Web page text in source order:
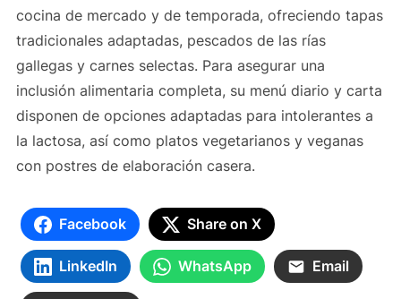
cocina de mercado y de temporada, ofreciendo tapas
tradicionales adaptadas, pescados de las rías
gallegas y carnes selectas. Para asegurar una
inclusión alimentaria completa, su menú diario y carta
disponen de opciones adaptadas para intolerantes a
la lactosa, así como platos vegetarianos y veganas
con postres de elaboración casera.
Facebook Share on X
LinkedIn WhatsApp Email